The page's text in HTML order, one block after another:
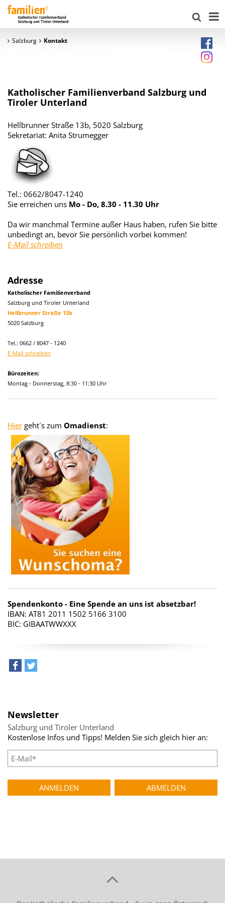
Salzburg Kontakt
Katholischer Familienverband Salzburg und
Tiroler Unterland
Hellbrunner Straße 13b, 5020 Salzburg
Sekretariat: Anita Strumegger
Tel.: 0662/8047-1240
Sie erreichen uns Mo - Do, 8.30 - 11.30 Uhr
Da wir manchmal Termine außer Haus haben, rufen Sie bitte
unbedingt an, bevor Sie persönlich vorbei kommen!
E-Mail schreiben
Adresse
Katholischer Familienverband
Salzburg und Tiroler Unterland
Hellbrunner Straße 13b
5020 Salzburg
Tel.: 0662 / 8047 - 1240
E-Mail schreiben
Bürozeiten:
Montag - Donnerstag, 8:30 - 11:30 Uhr
Hier geht´s zum Omadienst:
Spendenkonto - Eine Spende an uns ist absetzbar!
IBAN: AT81 2011 1502 5166 3100
BIC: GIBAATWWXXX
Newsletter
Salzburg und Tiroler Unterland
Kostenlose Infos und Tipps! Melden Sie sich gleich hier an: